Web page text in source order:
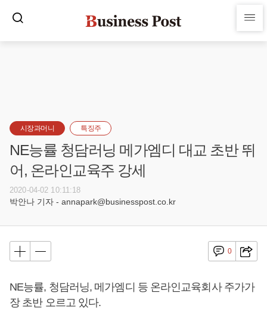
시장과머니 특징주
NE능률 청담러닝 메가엠디 대교 초반 뛰
어, 온라인교육주 강세
2020-04-02 10:11:18
박안나 기자 - annapark@businesspost.co.kr
0
NE능률, 청담러닝, 메가엠디 등 온라인교육회사 주가가
장 초반 오르고 있다.